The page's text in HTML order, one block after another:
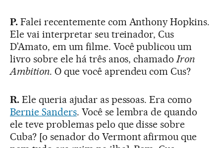
P.Falei recentemente com Anthony Hopkins.
Ele vai interpretar seu treinador, Cus
D’Amato, em um filme. Você publicou um
livro sobre ele há três anos, chamadoIron
Ambition. O que você aprendeu com Cus?
R.Ele queria ajudar as pessoas. Era como
Bernie Sanders. Você se lembra de quando
ele teve problemas pelo que disse sobre
Cuba? [o senador do Vermont afirmou que